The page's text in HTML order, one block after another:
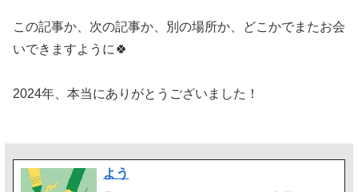
この記事か、次の記事か、別の場所か、どこかでまたお会
いできますように🍀
2024年、本当にありがとうございました！
よう